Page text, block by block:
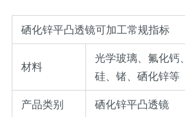
硒化锌平凸透镜可加工常规指标
材料
光学玻璃、氟化钙
硅、锗、硒化锌等
产品类别
硒化锌平凸透镜